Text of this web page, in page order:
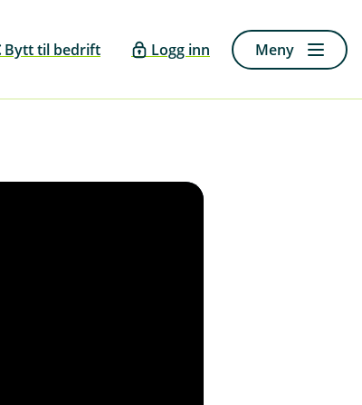
Bytt til bedrift Logg inn Meny